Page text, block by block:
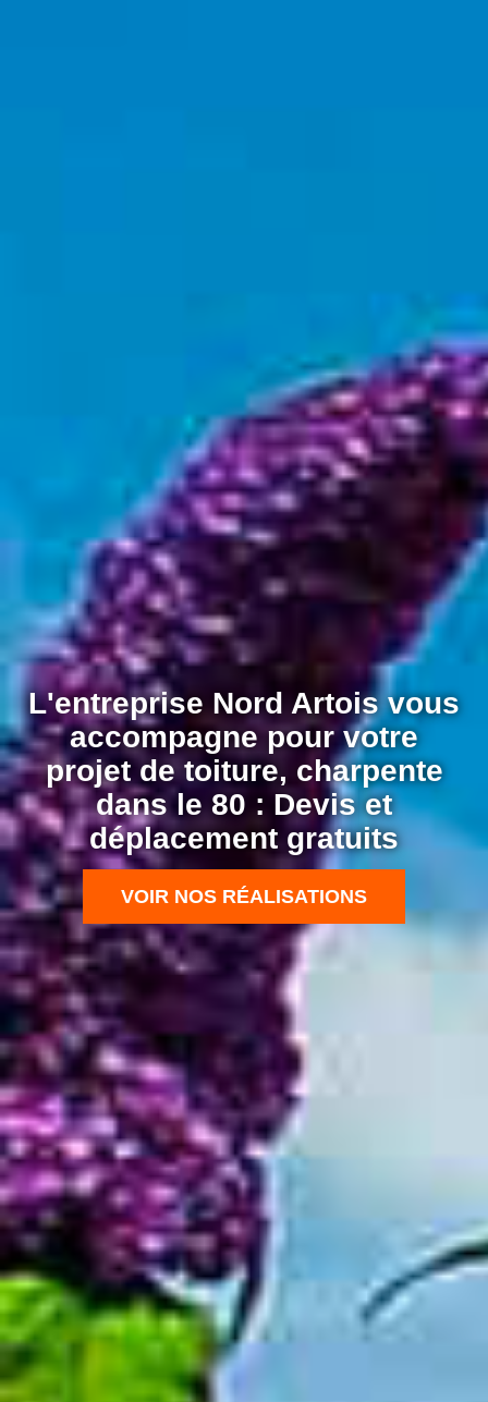
L'entreprise Nord Artois vous
accompagne pour votre
projet de toiture, charpente
dans le 80 : Devis et
déplacement gratuits
VOIR NOS RÉALISATIONS